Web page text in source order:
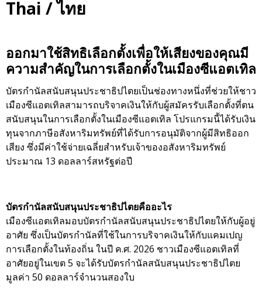
Thai / ไทย
ออกมาใช้สิทธิเลือกตั้งเพื่อให้เสียงของคุณมี
ความสำคัญในการเลือกตั้งในเมืองซีแอตเทิล
บัตรกำนัลสนับสนุนประชาธิปไตยเป็นช่องทางหนึ่งที่ช่วยให้ชาว
เมืองซีแอตเทิลสามารถบริจาคเงินให้กับผู้สมัครรับเลือกตั้งที่ตน
สนับสนุนในการเลือกตั้งในเมืองซีแอตเทิล โปรแกรมนี้ได้รับเงิน
ทุนจากภาษีอสังหาริมทรัพย์ที่ได้รับการอนุมัติจากผู้มีสิทธิออก
เสียง ซึ่งมีค่าใช้จ่ายเฉลี่ยสำหรับเจ้าของอสังหาริมทรัพย์
ประมาณ 13 ดอลลาร์สหรัฐต่อปี
บัตรกำนัลสนับสนุนประชาธิปไตยคืออะไร
เมืองซีแอตเทิลมอบบัตรกำนัลสนับสนุนประชาธิปไตยให้กับผู้อยู่
อาศัย ซึ่งเป็นบัตรกำนัลที่ใช้ในการบริจาคเงินให้กับแคมเปญ
การเลือกตั้งในท้องถิ่น ในปี ค.ศ. 2026 ชาวเมืองซีแอตเทิลที่
อาศัยอยู่ในเขต 5 จะได้รับบัตรกำนัลสนับสนุนประชาธิปไตย
มูลค่า 50 ดอลลาร์จำนวนสองใบ